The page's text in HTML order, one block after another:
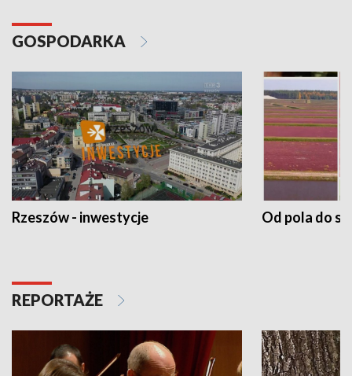
GOSPODARKA
Rzeszów - inwestycje Od pola do
REPORTAŻE